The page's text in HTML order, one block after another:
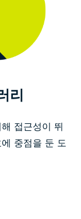
리
접근성이 뛰
중점을 둔 도